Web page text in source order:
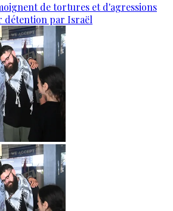
de tortures et d'agressions
détention par Israël